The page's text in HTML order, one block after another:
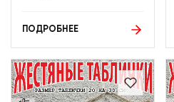
ПОДРОБНЕЕ